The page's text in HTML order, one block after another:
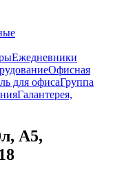
Ежедневники
Офисная
для офисаГруппа
Галантерея,
А5,